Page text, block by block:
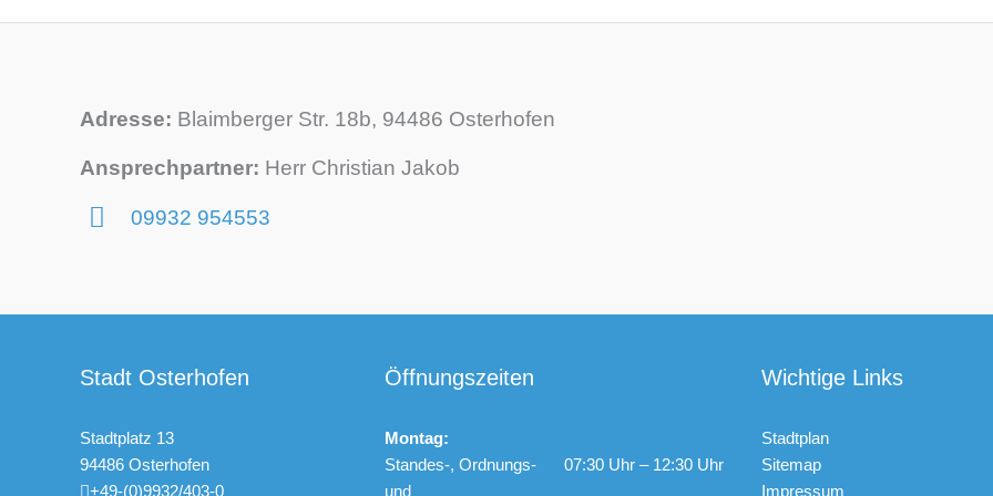
Adresse: Blaimberger Str. 18b, 94486 Osterhofen
Ansprechpartner: Herr Christian Jakob
09932 954553
Stadt Osterhofen
Stadtplatz 13
94486 Osterhofen
+49-(0)9932/403-0
Öffnungszeiten
Montag:
Standes-, Ordnungs-
und
07:30 Uhr – 12:30 Uhr
Wichtige Links
Stadtplan
Sitemap
Impressum